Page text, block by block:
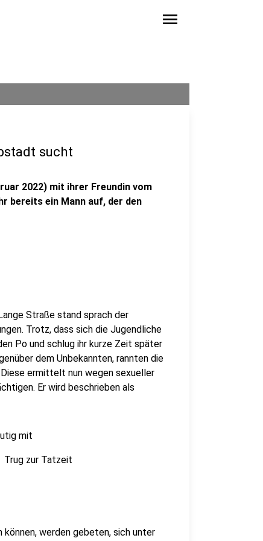
menu
sucht
2022) mit ihrer Freundin vom
bereits ein Mann auf, der den
Straße stand sprach der
Trotz, dass sich die Jugendliche
Po und schlug ihr kurze Zeit später
dem Unbekannten, rannten die
ermittelt nun wegen sexueller
Er wird beschrieben als
mit
zur Tatzeit
werden gebeten, sich unter